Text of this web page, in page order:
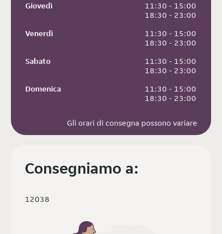
Giovedì
11:30 - 15:00
18:30 - 23:00
Venerdì
11:30 - 15:00
18:30 - 23:00
Sabato
11:30 - 15:00
18:30 - 23:00
Domenica
11:30 - 15:00
18:30 - 23:00
Gli orari di consegna possono variare
Consegniamo a:
12038